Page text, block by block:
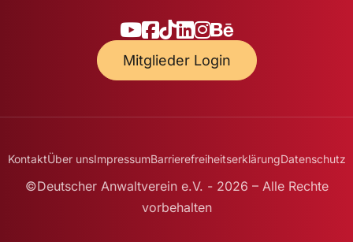
Mitglieder Login
KontaktÜber unsImpressumBarrierefreiheitserklärungDatenschutz
©Deutscher Anwaltverein e.V. - 2026 – Alle Rechte
vorbehalten